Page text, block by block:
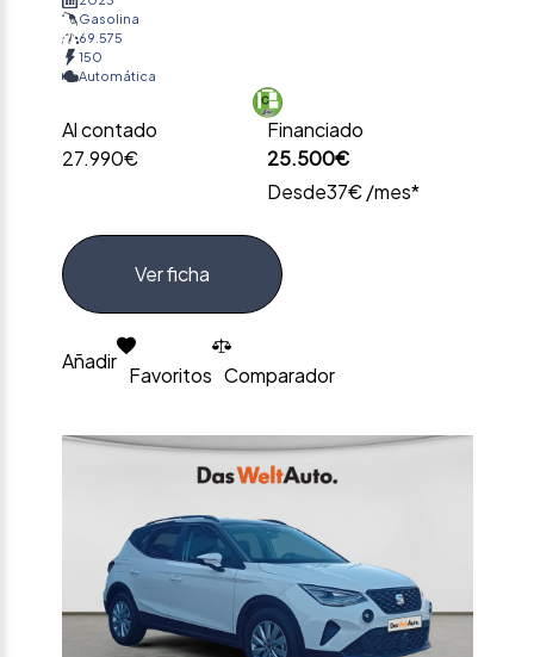
Gasolina
69.575
150
Automática
Al contado
27.990€
Financiado
25.500€
Desde37€ /mes*
Ver ficha
Añadir
Favoritos Comparador